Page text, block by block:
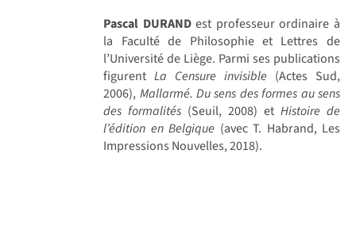
Pascal DURANDest professeur ordinaire à
la Faculté de Philosophie et Lettres de
l’Université de Liège. Parmi ses publications
figurent La Censure invisible (Actes Sud,
2006), Mallarmé. Du sens des formes au sens
des formalités (Seuil, 2008) etHistoire de
l’édition en Belgique (avec T. Habrand, Les
Impressions Nouvelles, 2018).